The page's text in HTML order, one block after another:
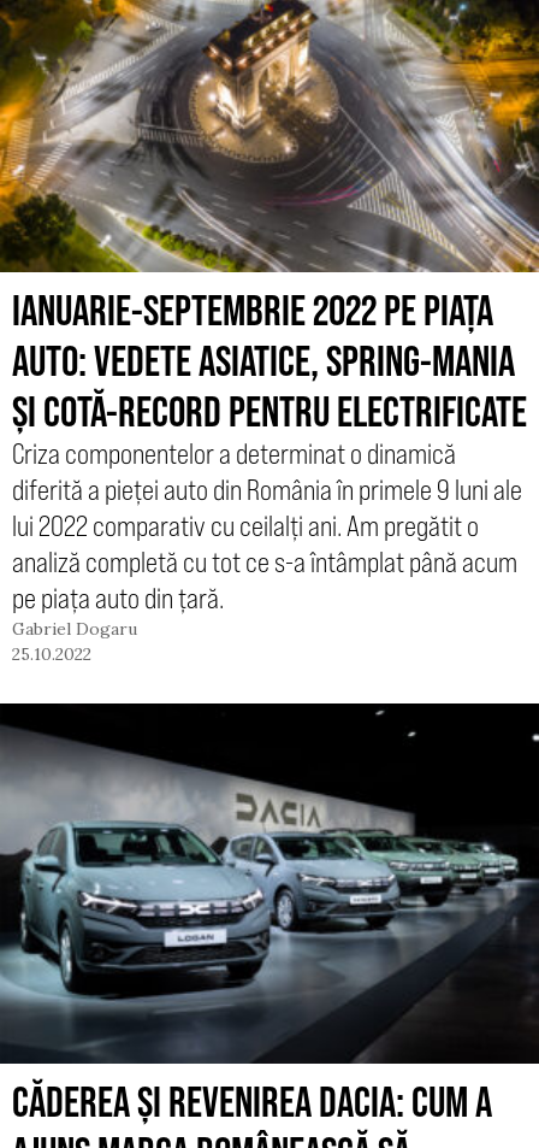
IANUARIE-SEPTEMBRIE 2022 PE PIAȚA
AUTO: VEDETE ASIATICE, SPRING-MANIA
ȘI COTĂ-RECORD PENTRU ELECTRIFICATE
Criza componentelor a determinat o dinamică
diferită a pieței auto din România în primele 9 luni ale
lui 2022 comparativ cu ceilalți ani. Am pregătit o
analiză completă cu tot ce s-a întâmplat până acum
pe piața auto din țară.
Gabriel Dogaru
25.10.2022
CĂDEREA ȘI REVENIREA DACIA: CUM A